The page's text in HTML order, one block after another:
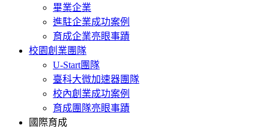
畢業企業
進駐企業成功案例
育成企業亮眼事蹟
校園創業團隊
U-Start團隊
臺科大微加速器團隊
校內創業成功案例
育成團隊亮眼事蹟
國際育成